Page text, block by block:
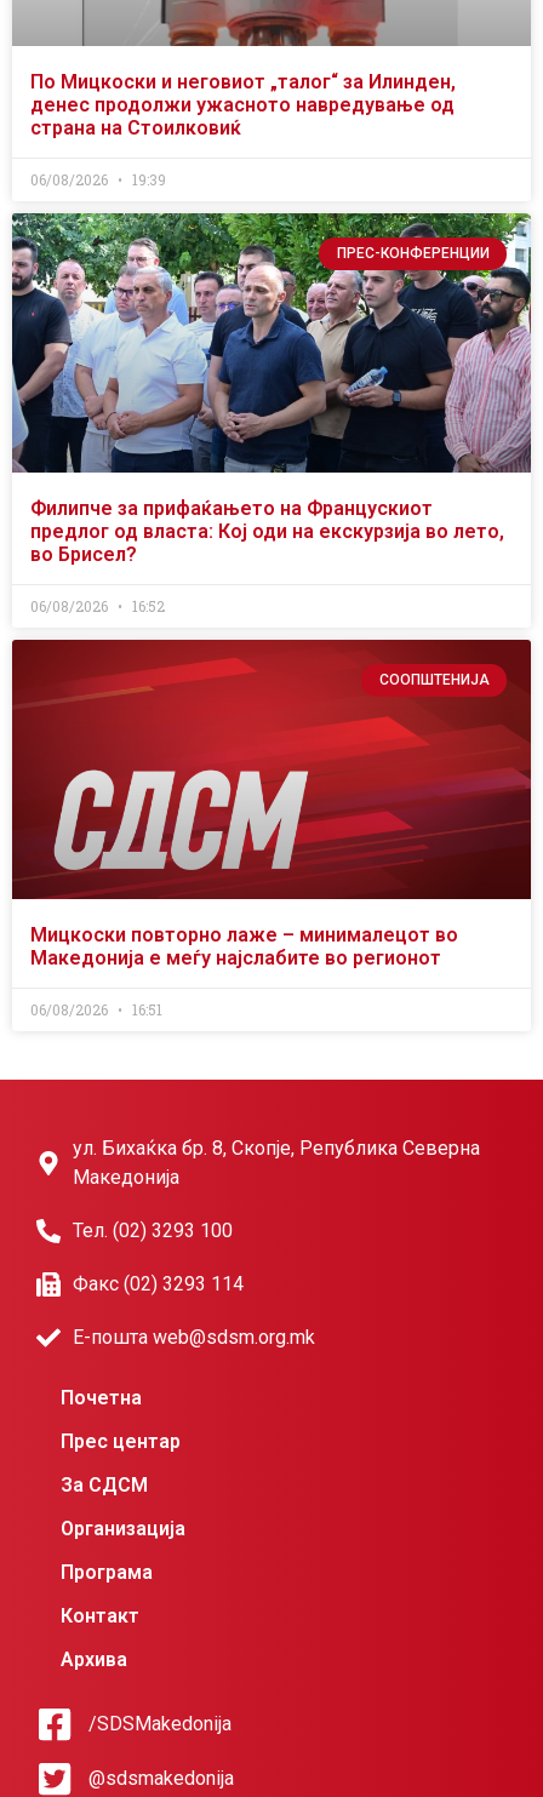
По Мицкоски и неговиот „талог“ за Илинден,
денес продолжи ужасното навредување од
страна на Стоилковиќ
06/08/2026 19:39
ПРЕС-КОНФЕРЕНЦИИ
Филипче за прифаќањето на Францускиот
предлог од власта: Кој оди на екскурзија во лето,
во Брисел?
06/08/2026 16:52
СООПШТЕНИЈА
Мицкоски повторно лаже – минималецот во
Македонија е меѓу најслабите во регионот
06/08/2026 16:51
ул. Бихаќка бр. 8, Скопје, Република Северна
Македонија
Тел. (02) 3293 100
Факс (02) 3293 114
Е-пошта web@sdsm.org.mk
Почетна
Прес центар
За СДСМ
Организација
Програма
Контакт
Архива
/SDSMakedonija
@sdsmakedonija